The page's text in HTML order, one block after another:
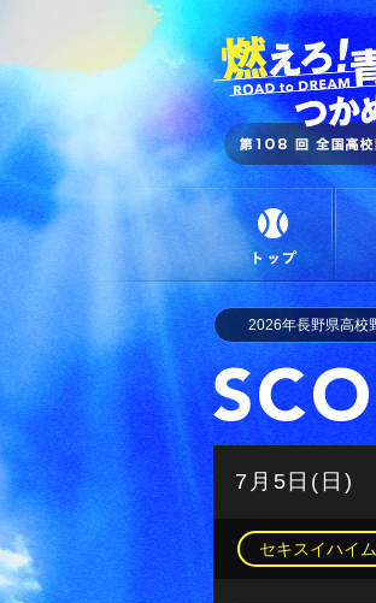
トップ
2026年長野県高校
7月5日(日)
セキスイハイ